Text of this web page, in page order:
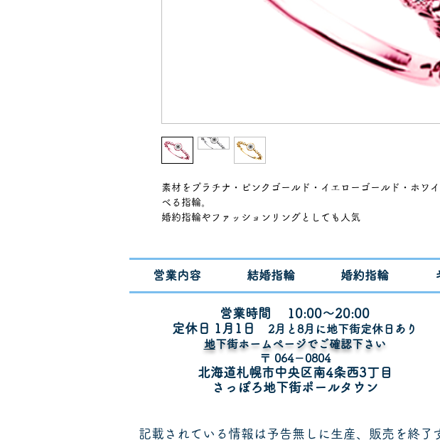
素材をプラチナ・ピンクゴールド・イエローゴールド・ホワ
べる指輪。
婚約指輪やファッションリングとしても人気
※価格は0.2ct用の枠のリフォーム参考価格です。
0.2ct/0.3ct/0.5ct対応 ※0.15ct〜0.55ctの範囲で製作可能で
エンゲージ用の0.2ctダイヤモンドは55,000〜ご用意可能です
営業内容 結婚指輪 婚約指輪
営業時間 10:00～20:00
定休日 1月1 日
​2月と8月に地下街定休日あり
​地下街ホームページでご確認下さい
〒 064－0804
北海道札幌市中央区南4条西3丁目
さっぽろ地下街ポールタウン
記載されている情報は予告無しに生産、販売を終